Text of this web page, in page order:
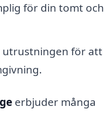
för din tomt och
utrustningen för att
erbjuder många